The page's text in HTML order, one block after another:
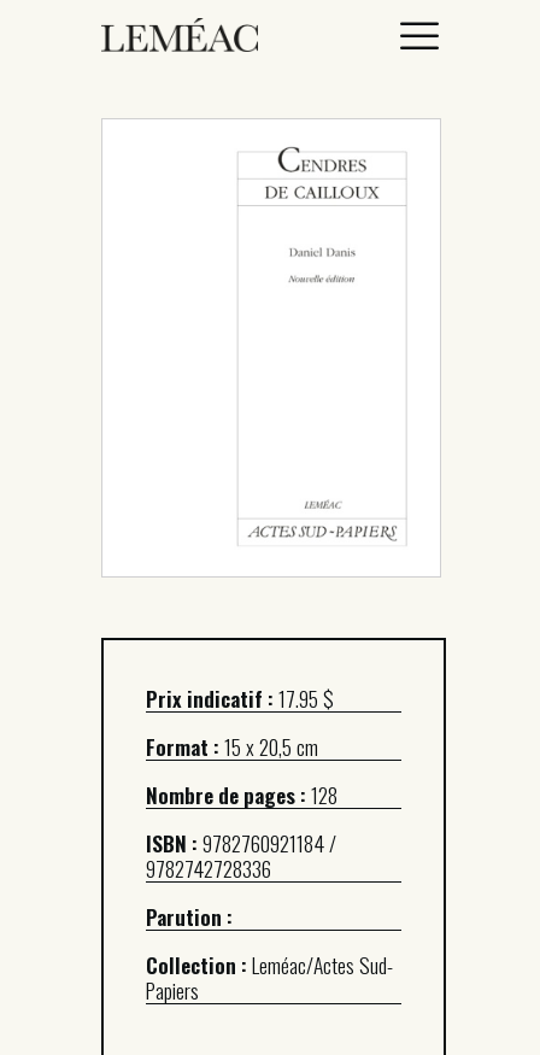
Prix indicatif :17.95 $
Format :15 x 20,5 cm
Nombre de pages :128
ISBN :9782760921184 /
9782742728336
Parution :
Collection :Leméac/Actes Sud-
Papiers